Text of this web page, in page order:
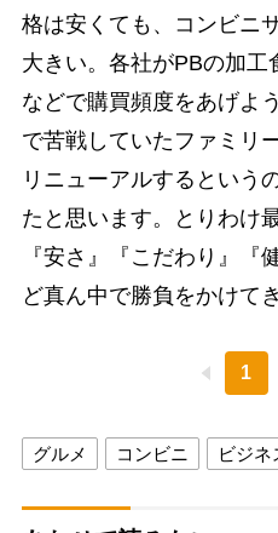
格は安くても、コンビニ
大きい。各社がPBの加工
などで購買頻度をあげよ
で苦戦していたファミリ
リニューアルするという
たと思います。とりわけ
『安さ』『こだわり』『
ど真ん中で勝負をかけて
1
グルメ コンビニ ビジネ